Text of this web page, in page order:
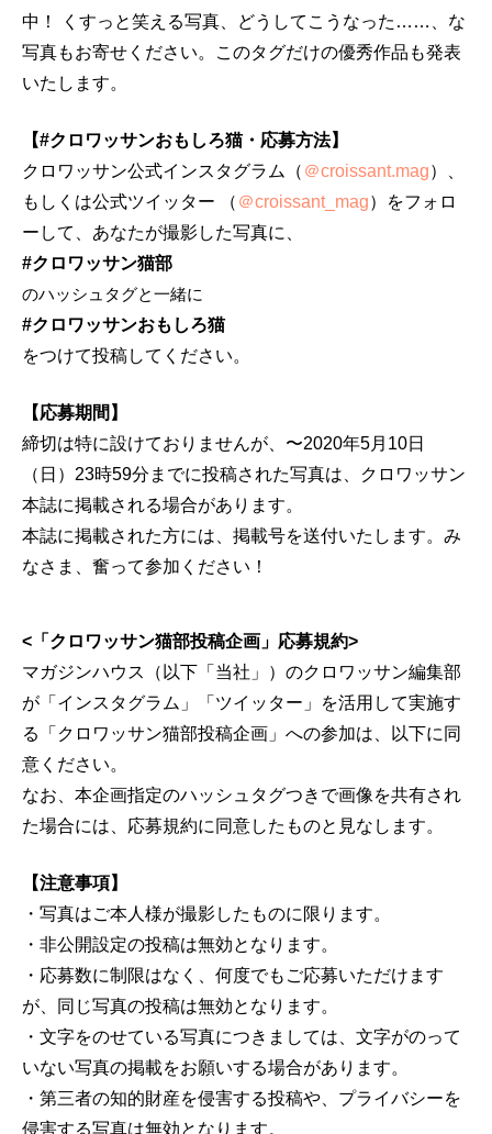
中！ くすっと笑える写真、どうしてこうなった……、な
写真もお寄せください。このタグだけの優秀作品も発表
いたします。
【#クロワッサンおもしろ猫・応募方法】
クロワッサン公式インスタグラム（ ＠croissant.mag）、
もしくは公式ツイッター （ ＠croissant_mag）をフォロ
ーして、あなたが撮影した写真に、
#クロワッサン猫部
のハッシュタグと一緒に
#クロワッサンおもしろ猫
をつけて投稿してください。
【応募期間】
締切は特に設けておりませんが、〜2020年5月10日
（日）23時59分までに投稿された写真は、クロワッサン
本誌に掲載される場合があります。
本誌に掲載された方には、掲載号を送付いたします。み
なさま、奮って参加ください！
<「クロワッサン猫部投稿企画」応募規約>
マガジンハウス（以下「当社」）のクロワッサン編集部
が「インスタグラム」「ツイッター」を活用して実施す
る「クロワッサン猫部投稿企画」への参加は、以下に同
意ください。
なお、本企画指定のハッシュタグつきで画像を共有され
た場合には、応募規約に同意したものと見なします。
【注意事項】
・写真はご本人様が撮影したものに限ります。
・非公開設定の投稿は無効となります。
・応募数に制限はなく、何度でもご応募いただけます
が、同じ写真の投稿は無効となります。
・文字をのせている写真につきましては、文字がのって
いない写真の掲載をお願いする場合があります。
・第三者の知的財産を侵害する投稿や、プライバシーを
侵害する写真は無効となります。